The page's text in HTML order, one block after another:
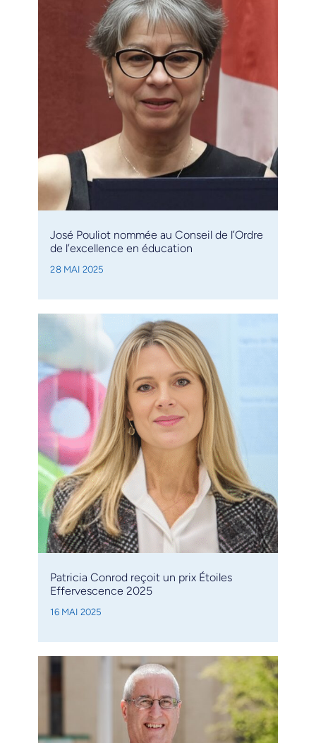
José Pouliot nommée au Conseil de l’Ordre
de l’excellence en éducation
28 MAI 2025
Patricia Conrod reçoit un prix Étoiles
Effervescence 2025
16 MAI 2025